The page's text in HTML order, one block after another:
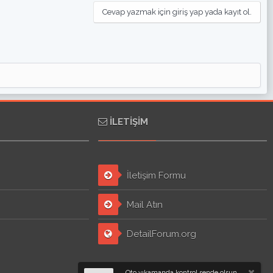
Cevap yazmak için giriş yap yada kayıt ol.
İLETIŞIM
İletişim Formu
Mail Atın
DetailForum.org